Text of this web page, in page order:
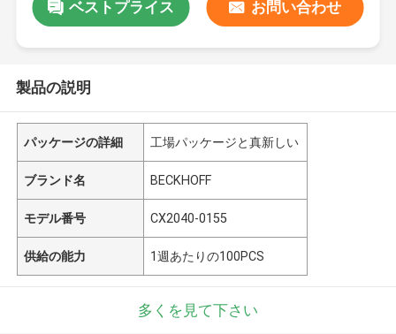
ベストプライス お問い合わせ
製品の説明
パッケージの詳細 工場パッケージと真新しい
ブランド名 BECKHOFF
モデル番号 CX2040-0155
供給の能力 1週あたりの100PCS
多くを見て下さい